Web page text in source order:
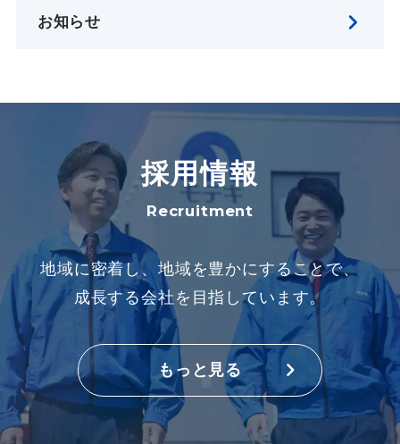
お知らせ
採用情報
Recruitment
地域に密着し、地域を豊かにすることで、
成長する会社を目指しています。
もっと見る